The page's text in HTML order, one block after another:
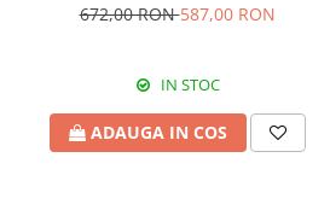
672,00 RON587,00 RON
IN STOC
ADAUGA IN COS